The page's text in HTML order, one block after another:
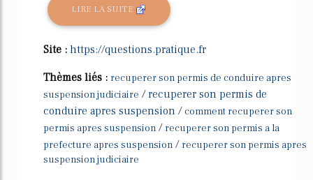
LIRE LA SUITE
Site : https://questions.pratique.fr
Thèmes liés : recuperer son permis de conduire apres
suspension judiciaire /recuperer son permis de
conduire apres suspension / comment recuperer son
permis apres suspension / recuperer son permis a la
prefecture apres suspension / recuperer son permis apres
suspension judiciaire